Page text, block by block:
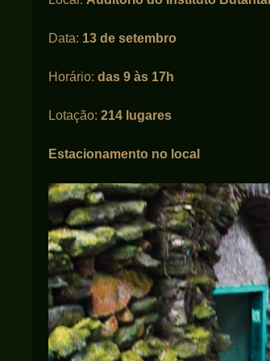
Data: 13 de setembro
Horário: das 9 às 17h
Lotação: 214 lugares
Estacionamento no local